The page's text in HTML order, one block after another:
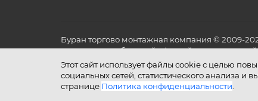
Этот сайт использует файлы cookie с целью
социальных сетей, статистического анализа
странице Политика конфиденциальности
Буран торгово монтажная компания © 2009-
не является публичной офертой,
и условиях его эксплуатации.